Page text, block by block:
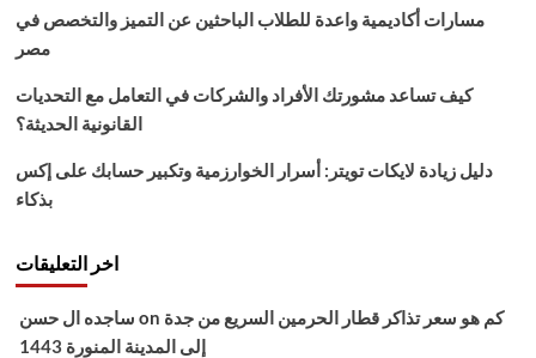
العراق
مسارات أكاديمية واعدة للطلاب الباحثين عن التميز والتخصص في
مصر
كيف تساعد مشورتك الأفراد والشركات في التعامل مع التحديات
القانونية الحديثة؟
دليل زيادة لايكات تويتر: أسرار الخوارزمية وتكبير حسابك على إكس
بذكاء
اخر التعليقات
ساجده ال حسن on كم هو سعر تذاكر قطار الحرمين السريع من جدة
إلى المدينة المنورة 1443